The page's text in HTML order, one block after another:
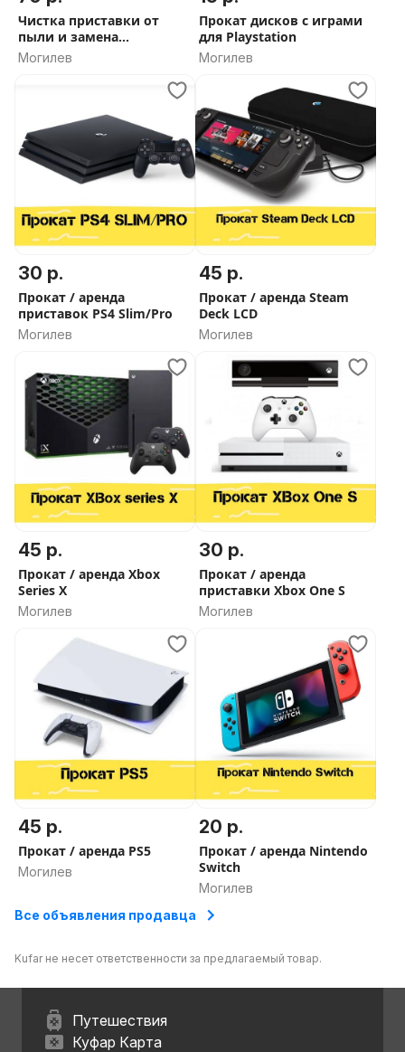
Чистка приставки от
пыли и замена
термопасты
Могилев
Прокат дисков с играми
для Playstation
Могилев
30 р.
Прокат / аренда
приставок PS4 Slim/Pro
Могилев
45 р.
Прокат / аренда Steam
Deck LCD
Могилев
45 р.
Прокат / аренда Xbox
Series X
Могилев
30 р.
Прокат / аренда
приставки Xbox One S
Могилев
45 р.
Прокат / аренда PS5
Могилев
20 р.
Прокат / аренда Nintendo
Switch
Могилев
Все объявления продавца
Kufar не несет ответственности за предлагаемый товар.
Путешествия
Куфар Карта